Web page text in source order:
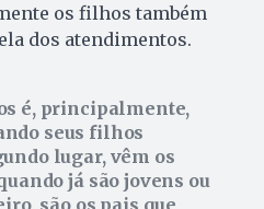
os filhos também
dos atendimentos.
é, principalmente,
seus filhos
lugar, vêm os
já são jovens ou
são os pais que